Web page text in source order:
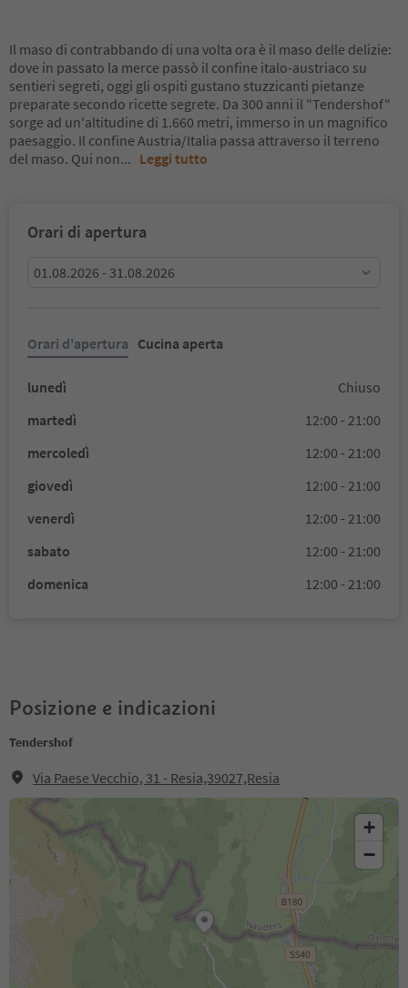
Il maso di contrabbando di una volta ora è il maso delle delizie:
dove in passato la merce passò il confine italo-austriaco su
sentieri segreti, oggi gli ospiti gustano stuzzicanti pietanze
preparate secondo ricette segrete. Da 300 anni il "Tendershof"
sorge ad un'altitudine di 1.660 metri, immerso in un magnifico
paesaggio. Il confine Austria/Italia passa attraverso il terreno
del maso. Qui non... Leggi tutto
Orari di apertura
01.08.2026 - 31.08.2026
Orari d'apertura Cucina aperta
lunedì
Chiuso
martedì
12:00 - 21:00
mercoledì
12:00 - 21:00
giovedì
12:00 - 21:00
venerdì
12:00 - 21:00
sabato
12:00 - 21:00
domenica
12:00 - 21:00
Posizione e indicazioni
Tendershof
Via Paese Vecchio, 31 - Resia,39027,Resia
+
−